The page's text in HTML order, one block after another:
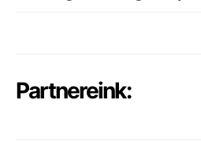
Partnereink: